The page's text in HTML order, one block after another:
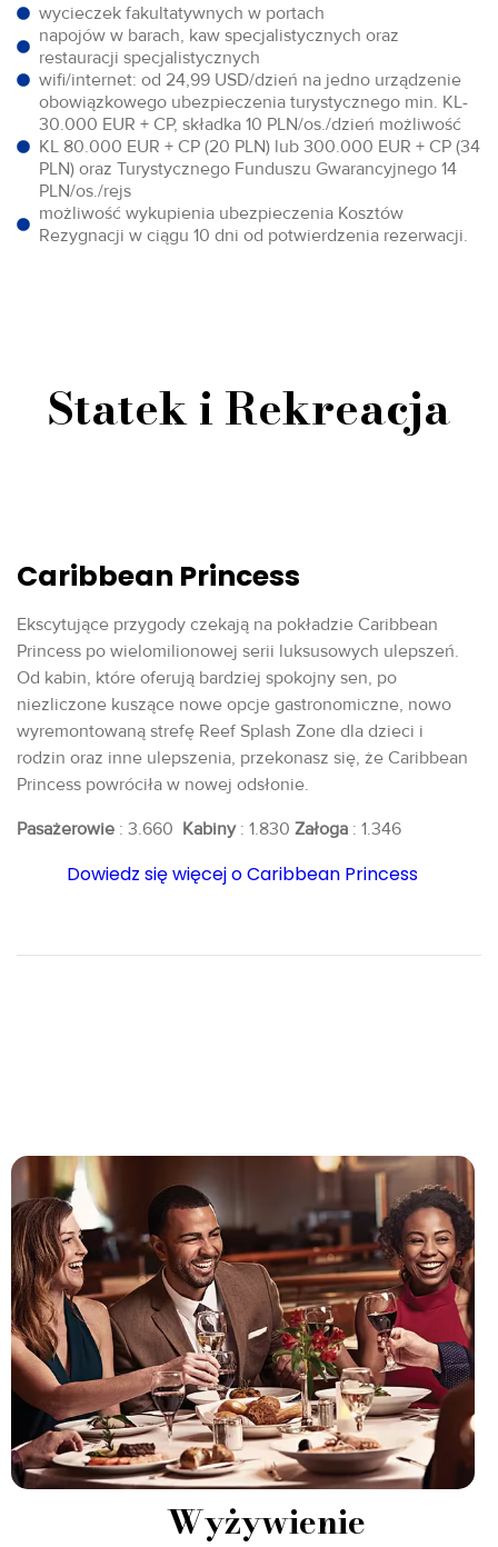
wycieczek fakultatywnych w portach
napojów w barach, kaw specjalistycznych oraz
restauracji specjalistycznych
wifi/internet: od 24,99 USD/dzień na jedno urządzenie
obowiązkowego ubezpieczenia turystycznego min. KL-
30.000 EUR + CP, składka 10 PLN/os./dzień możliwość
KL 80.000 EUR + CP (20 PLN) lub 300.000 EUR + CP (34
PLN) oraz Turystycznego Funduszu Gwarancyjnego 14
PLN/os./rejs
możliwość wykupienia ubezpieczenia Kosztów
Rezygnacji w ciągu 10 dni od potwierdzenia rezerwacji.
Statek i Rekreacja
Caribbean Princess
Ekscytujące przygody czekają na pokładzie Caribbean
Princess po wielomilionowej serii luksusowych ulepszeń.
Od kabin, które oferują bardziej spokojny sen, po
niezliczone kuszące nowe opcje gastronomiczne, nowo
wyremontowaną strefę Reef Splash Zone dla dzieci i
rodzin oraz inne ulepszenia, przekonasz się, że Caribbean
Princess powróciła w nowej odsłonie.
Pasażerowie : 3.660 Kabiny: 1.830 Załoga : 1.346
Dowiedz się więcej o Caribbean Princess
Wyżywienie